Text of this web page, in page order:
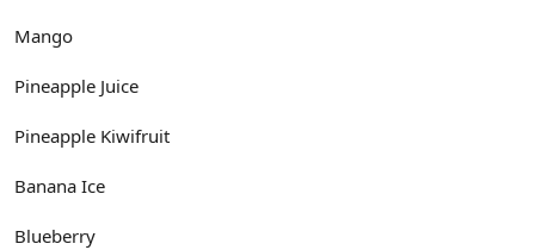
Mango
Pineapple Juice
Pineapple Kiwifruit
Banana Ice
Blueberry